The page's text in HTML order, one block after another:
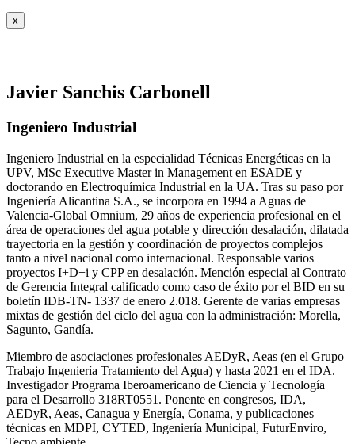
x
Javier Sanchis Carbonell
Ingeniero Industrial
Ingeniero Industrial en la especialidad Técnicas Energéticas en la
UPV, MSc Executive Master in Management en ESADE y
doctorando en Electroquímica Industrial en la UA. Tras su paso por
Ingeniería Alicantina S.A., se incorpora en 1994 a Aguas de
Valencia-Global Omnium, 29 años de experiencia profesional en el
área de operaciones del agua potable y dirección desalación, dilatada
trayectoria en la gestión y coordinación de proyectos complejos
tanto a nivel nacional como internacional. Responsable varios
proyectos I+D+i y CPP en desalación. Mención especial al Contrato
de Gerencia Integral calificado como caso de éxito por el BID en su
boletín IDB-TN- 1337 de enero 2.018. Gerente de varias empresas
mixtas de gestión del ciclo del agua con la administración: Morella,
Sagunto, Gandía.
Miembro de asociaciones profesionales AEDyR, Aeas (en el Grupo
Trabajo Ingeniería Tratamiento del Agua) y hasta 2021 en el IDA.
Investigador Programa Iberoamericano de Ciencia y Tecnología
para el Desarrollo 318RT0551. Ponente en congresos, IDA,
AEDyR, Aeas, Canagua y Energía, Conama, y publicaciones
técnicas en MDPI, CYTED, Ingeniería Municipal, FuturEnviro,